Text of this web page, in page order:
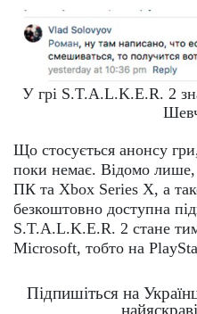
У грі S.T.A.L.K.E.R. 2
Що стосується анонсу
поки немає. Відомо
ПК та Xbox Series X, а
безкоштовно доступна
S.T.A.L.K.E.R. 2 стане
Microsoft, тобто на
Підпишіться на